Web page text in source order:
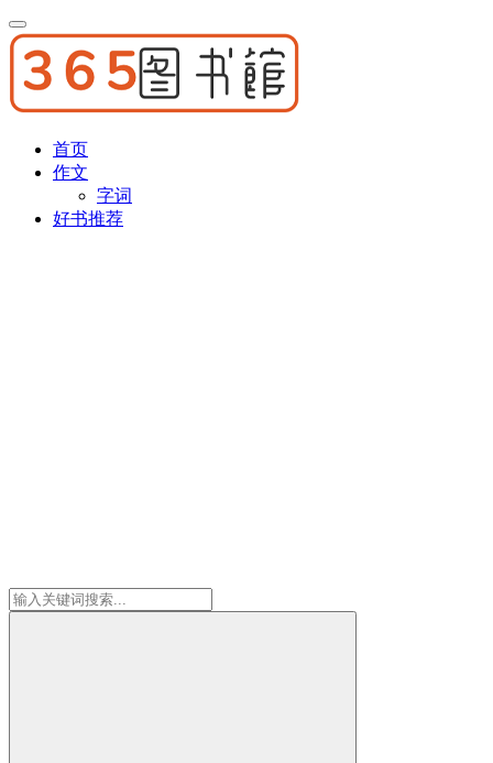
首页
作文
字词
好书推荐